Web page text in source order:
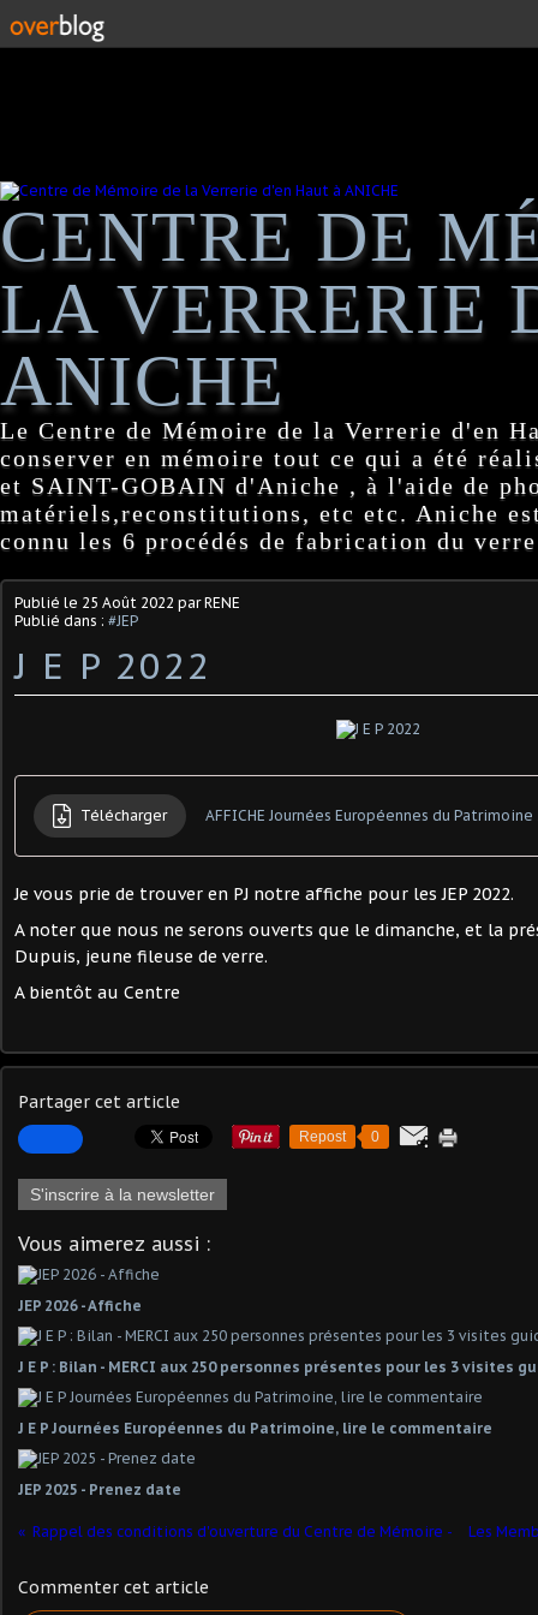
CENTRE DE
LA VERRERIE
ANICHE
Le Centre de Mémoire de la Verrerie d'en
conserver en mémoire tout ce qui a été
et SAINT-GOBAIN d'Aniche , à l'aide de
matériels,reconstitutions, etc etc. Aniche
connu les 6 procédés de fabrication du
Publié le 25 Août 2022 par RENE
Publié dans : #JEP
J E P 2022
Télécharger AFFICHE Journées Européennes du
Je vous prie de trouver en PJ notre affiche pour les JEP 2022.
A noter que nous ne serons ouverts que le dimanche, et la
Dupuis, jeune fileuse de verre.
A bientôt au Centre
Partager cet article
Repost 0
S'inscrire à la newsletter
Vous aimerez aussi :
JEP 2026 - Affiche
J E P : Bilan - MERCI aux 250 personnes présentes pour les 3 visites
J E P Journées Européennes du Patrimoine, lire le commentaire
JEP 2025 - Prenez date
Rappel des conditions d'ouverture du Centre de Mémoire - Les
Commenter cet article